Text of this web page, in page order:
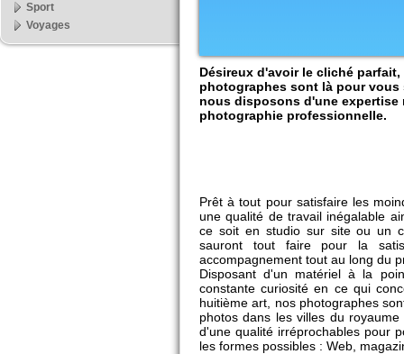
Désireux d'avoir le cliché
photographes sont là pour vous
nous disposons d'une expertise
photographie professionnelle.
Prêt à tout pour satisfaire les
une qualité de travail inégalable
ce soit en studio sur site ou un
sauront tout faire pour la
accompagnement tout au long du
Disposant d'un matériel à la
constante curiosité en ce qui
huitième art, nos photographes
photos dans les villes du
d'une qualité irréprochables pour
les formes possibles : Web,
Sport
Voyages